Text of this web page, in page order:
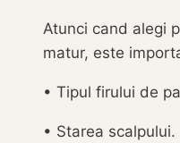
Atunci cand alegi
matur, este
• Tipul firului de
• Starea scalpului.